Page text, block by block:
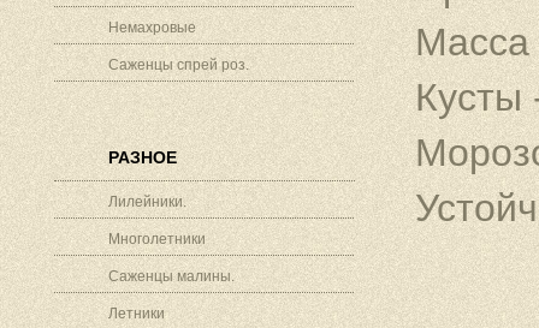
Немахровые
Саженцы спрей роз.
РАЗНОЕ
Лилейники.
Многолетники
Саженцы малины.
Летники
Масса
Кусты